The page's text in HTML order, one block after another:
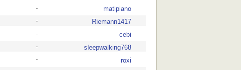
-
matipiano
-
Riemann1417
-
cebi
-
sleepwalking768
-
roxi